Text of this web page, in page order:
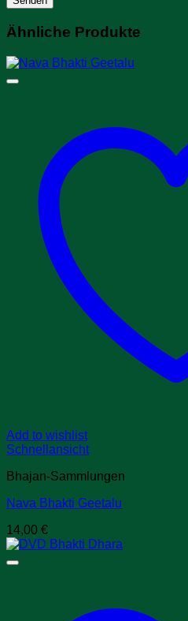
Ähnliche Produkte
Add to wishlist
Schnellansicht
Bhajan-Sammlungen
Nava Bhakti Geetalu
14,00 €